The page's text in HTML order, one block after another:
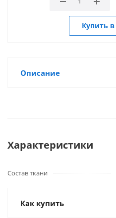
Купить
Описание
Характеристики
Состав ткани
Как купить